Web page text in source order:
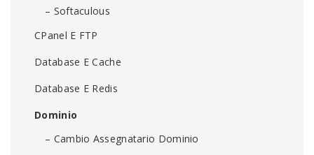
– Softaculous
CPanel E FTP
Database E Cache
Database E Redis
Dominio
– Cambio Assegnatario Dominio